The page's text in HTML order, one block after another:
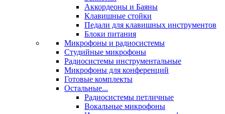
Аккордеоны и Баяны
Клавишные стойки
Педали для клавишных инструментов
Блоки питания
Микрофоны и радиосистемы
Студийные микрофоны
Радиосистемы инструментальные
Микрофоны для конференций
Готовые комплекты
Остальные...
Радиосистемы петличные
Вокальные микрофоны